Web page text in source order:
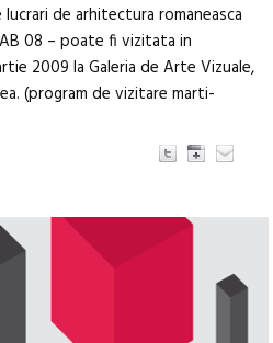
de arhitectura romaneasca
08 – poate fi vizitata in
2009 la Galeria de Arte Vizuale,
(program de vizitare marti-